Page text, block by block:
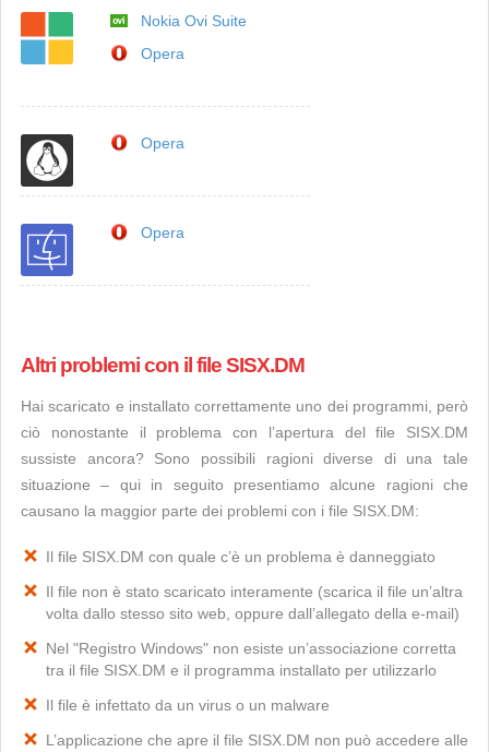
Nokia Ovi Suite
Opera
Opera
Opera
Altri problemi con il file SISX.DM
Hai scaricato e installato correttamente uno dei programmi, però
ciò nonostante il problema con l’apertura del file SISX.DM
sussiste ancora? Sono possibili ragioni diverse di una tale
situazione – qui in seguito presentiamo alcune ragioni che
causano la maggior parte dei problemi con i file SISX.DM:
Il file SISX.DM con quale c’è un problema è danneggiato
Il file non è stato scaricato interamente (scarica il file un’altra
volta dallo stesso sito web, oppure dall’allegato della e-mail)
Nel "Registro Windows" non esiste un’associazione corretta
tra il file SISX.DM e il programma installato per utilizzarlo
Il file è infettato da un virus o un malware
L’applicazione che apre il file SISX.DM non può accedere alle